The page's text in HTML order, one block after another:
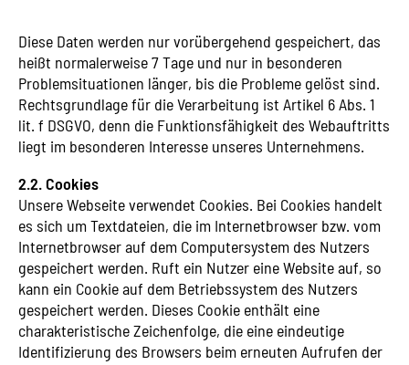
Diese Daten werden nur vorübergehend gespeichert, das
heißt normalerweise 7 Tage und nur in besonderen
Problemsituationen länger, bis die Probleme gelöst sind.
Rechtsgrundlage für die Verarbeitung ist Artikel 6 Abs. 1
lit. f DSGVO, denn die Funktionsfähigkeit des Webauftritts
liegt im besonderen Interesse unseres Unternehmens.
2.2. Cookies
Unsere Webseite verwendet Cookies. Bei Cookies handelt
es sich um Textdateien, die im Internetbrowser bzw. vom
Internetbrowser auf dem Computersystem des Nutzers
gespeichert werden. Ruft ein Nutzer eine Website auf, so
kann ein Cookie auf dem Betriebssystem des Nutzers
gespeichert werden. Dieses Cookie enthält eine
charakteristische Zeichenfolge, die eine eindeutige
Identifizierung des Browsers beim erneuten Aufrufen der